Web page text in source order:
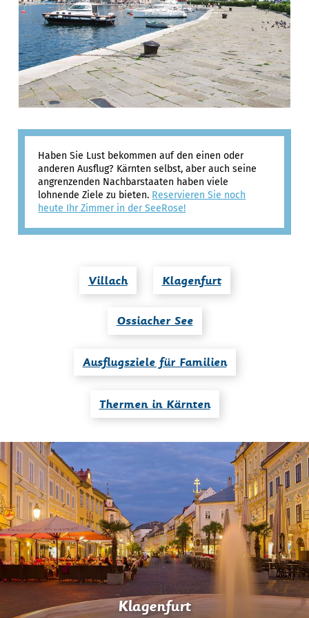
Haben Sie Lust bekommen auf den einen oder
anderen Ausflug? Kärnten selbst, aber auch seine
angrenzenden Nachbarstaaten haben viele
lohnende Ziele zu bieten. Reservieren Sie noch
heute Ihr Zimmer in der SeeRose!
Villach Klagenfurt
Ossiacher See
Ausflugsziele für Familien
Thermen in Kärnten
Klagenfurt